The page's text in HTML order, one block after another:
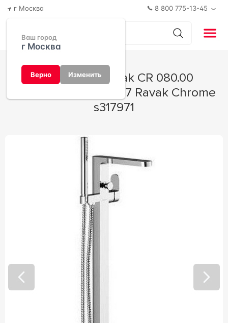
г Москва
Ваш город
г Москва
Верно Изменить
8 800 775-13-45
Смеситель Ravak CR 080.00
напольный 18x97x27 Ravak Chrome
s317971